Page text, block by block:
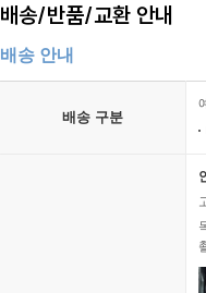
배송/반품/교환 안내
배송 안내
배송 구분